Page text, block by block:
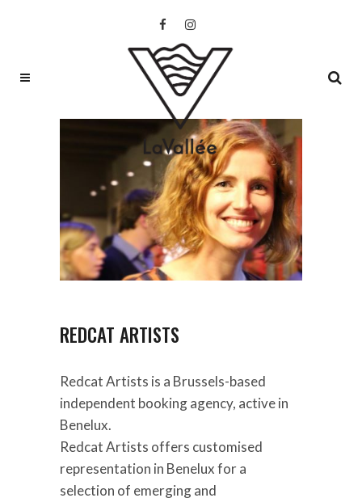
REDCAT ARTISTS
Redcat Artists is a Brussels-based
independent booking agency, active in
Benelux.
Redcat Artists offers customised
representation in Benelux for a
selection of emerging and